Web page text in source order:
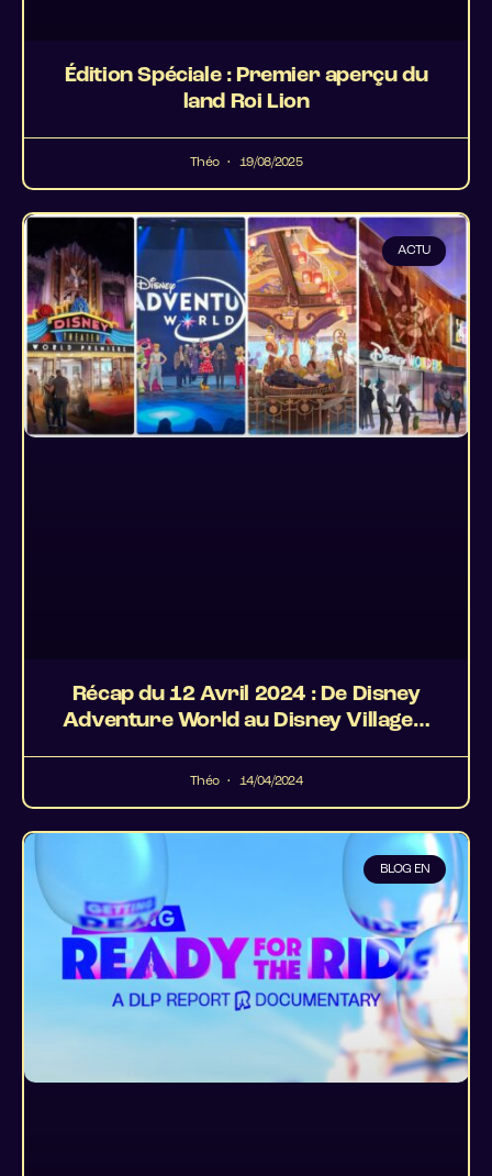
Édition Spéciale : Premier aperçu du
land Roi Lion
Théo 19/08/2025
ACTU
Récap du 12 Avril 2024 : De Disney
Adventure World au Disney Village…
Théo 14/04/2024
BLOG EN